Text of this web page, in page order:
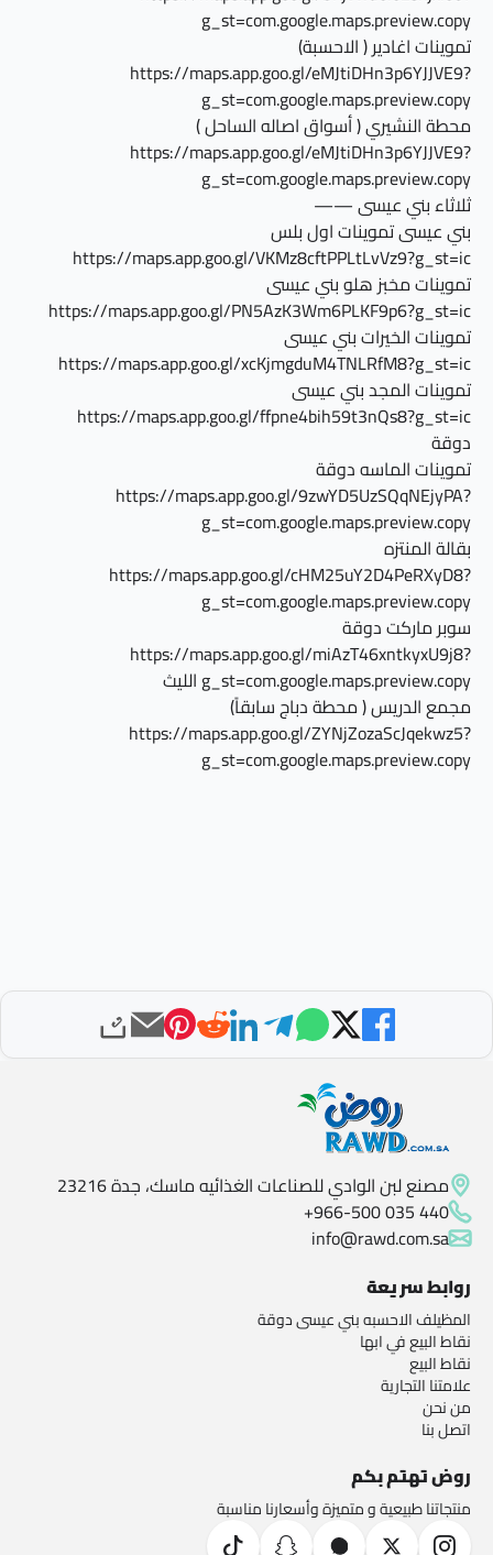
g_st=com.google.maps.preview.copy
تموينات اغادير ( الاحسبة)
https://maps.app.goo.gl/eMJtiDHn3p6YJJVE9?
g_st=com.google.maps.preview.copy
محطة النشيري ( أسواق اصاله الساحل )
https://maps.app.goo.gl/eMJtiDHn3p6YJJVE9?
g_st=com.google.maps.preview.copy
ثلاثاء بني عيسى ——
بني عيسى تموينات اول بلس
https://maps.app.goo.gl/VKMz8cftPPLtLvVz9?g_st=ic
تموينات مخبز هلو بني عيسى
https://maps.app.goo.gl/PN5AzK3Wm6PLKF9p6?g_st=ic
تموينات الخيرات بني عيسى
https://maps.app.goo.gl/xcKjmgduM4TNLRfM8?g_st=ic
تموينات المجد بني عيسى
https://maps.app.goo.gl/ffpne4bih59t3nQs8?g_st=ic
دوقة
تموينات الماسه دوقة
https://maps.app.goo.gl/9zwYD5UzSQqNEjyPA?
g_st=com.google.maps.preview.copy
بقالة المنتزه
https://maps.app.goo.gl/cHM25uY2D4PeRXyD8?
g_st=com.google.maps.preview.copy
سوبر ماركت دوقة
https://maps.app.goo.gl/miAzT46xntkyxU9j8?
g_st=com.google.maps.preview.copyالليث
مجمع الدريس ( محطة دباج سابقاً)
https://maps.app.goo.gl/ZYNjZozaScJqekwz5?
g_st=com.google.maps.preview.copy
مصنع لبن الوادي للصناعات الغذائيه ماسك، جدة 23216
+966-500 035 440
info@rawd.com.sa
روابط سريعة
المظيلف الاحسبه بني عيسى دوقة
نقاط البيع في ابها
نقاط البيع
علامتنا التجارية
من نحن
اتصل بنا
روض تهتم بكم
منتجاتنا طبيعية و متميزة وأسعارنا مناسبة